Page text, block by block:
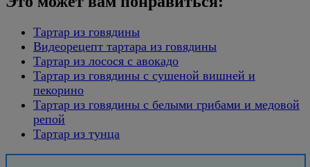
Тартар из говядины
Видеорецепт тартара из говядины
Тартар из лосося с авокадо
Тартар из говядины с сушеной вишней и
пекорино
Тартар из говядины с белыми грибами и медовой
репой
Тартар из тунца